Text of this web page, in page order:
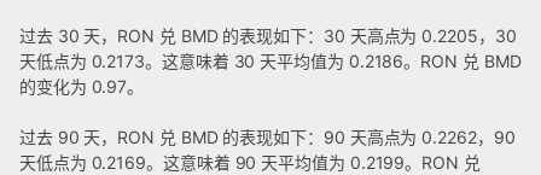
过去 30 天，RON 兑 BMD 的表现如下：30 天高点为 0.2205，30
天低点为 0.2173。这意味着 30 天平均值为 0.2186。RON 兑 BMD
的变化为 0.97。
过去 90 天，RON 兑 BMD 的表现如下：90 天高点为 0.2262，90
天低点为 0.2169。这意味着 90 天平均值为 0.2199。RON 兑